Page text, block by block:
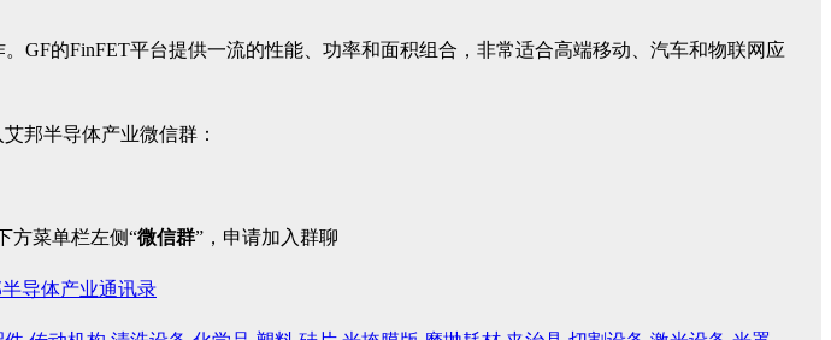
GF的FinFET平台提供一流的性能、功率和面积组合，非常适合高端移动、汽车和物联网应
邦半导体产业微信群：
方菜单栏左侧“微信群”，申请加入群聊
导体产业通讯录